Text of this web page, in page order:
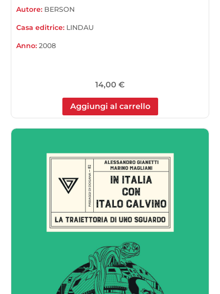
Autore: BERSON
Casa editrice: LINDAU
Anno:2008
14,00 €
Aggiungi al carrello